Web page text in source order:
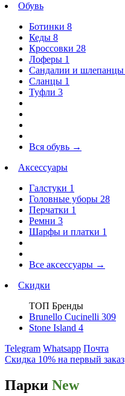
Обувь
Ботинки 8
Кеды 8
Кроссовки 28
Лоферы 1
Сандалии и шлепанцы
Сланцы 1
Туфли 3
Вся обувь →
Аксессуары
Галстуки 1
Головные уборы 28
Перчатки 1
Ремни 3
Шарфы и платки 1
Все аксессуары →
Скидки
ТОП Бренды
Brunello Cucinelli 309
Stone Island 4
Telegram Whatsapp Почта
Скидка 10% на первый заказ
Парки New